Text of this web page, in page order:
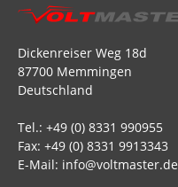
Dickenreiser Weg 18d
87700 Memmingen
Deutschland
Tel.: +49 (0) 8331 990955
Fax: +49 (0) 8331 9913343
E-Mail: info@voltmaster.de